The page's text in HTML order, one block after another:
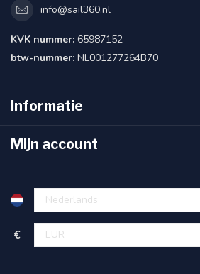
info@sail360.nl
KVK nummer: 65987152
btw-nummer: NL001277264B70
Informatie
Mijn account
€